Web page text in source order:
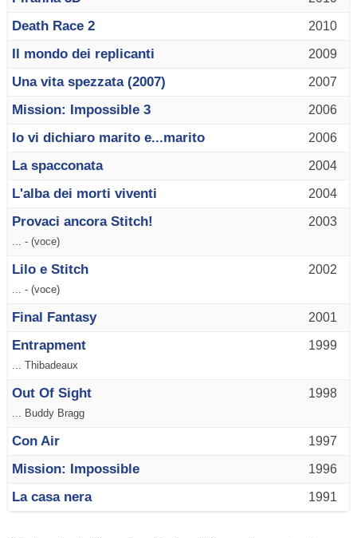
2010
Death Race 2
2009
Il mondo dei replicanti
2007
Una vita spezzata (2007)
2006
Mission: Impossible 3
2006
Io vi dichiaro marito e...marito
2004
La spacconata
2004
L'alba dei morti viventi
2003
Provaci ancora Stitch!
... - (voce)
2002
Lilo e Stitch
... - (voce)
2001
Final Fantasy
1999
Entrapment
... Thibadeaux
1998
Out Of Sight
... Buddy Bragg
1997
Con Air
1996
Mission: Impossible
1991
La casa nera